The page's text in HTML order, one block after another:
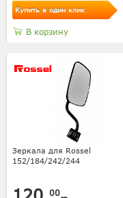
Купить в один клик
В корзину
Зеркала для Rossel
152/184/242/244
00